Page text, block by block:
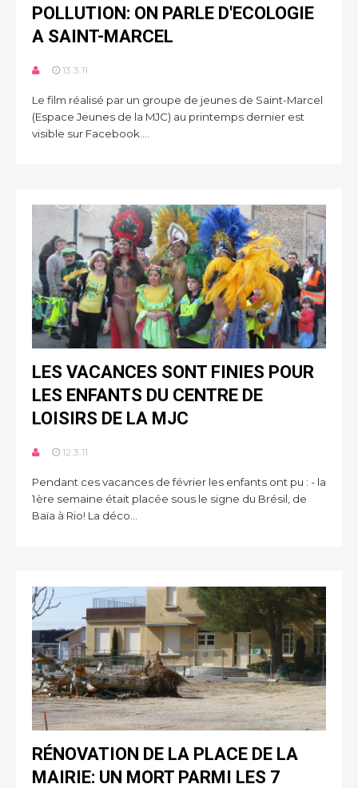
POLLUTION: ON PARLE D'ECOLOGIE
A SAINT-MARCEL
13.3.11
Le film réalisé par un groupe de jeunes de Saint-Marcel
(Espace Jeunes de la MJC) au printemps dernier est
visible sur Facebook....
LES VACANCES SONT FINIES POUR
LES ENFANTS DU CENTRE DE
LOISIRS DE LA MJC
12.3.11
Pendant ces vacances de février les enfants ont pu : - la
1ère semaine était placée sous le signe du Brésil, de
Baïa à Rio! La déco...
RÉNOVATION DE LA PLACE DE LA
MAIRIE: UN MORT PARMI LES 7